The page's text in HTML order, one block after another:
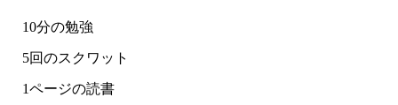
10分の勉強
5回のスクワット
1ページの読書